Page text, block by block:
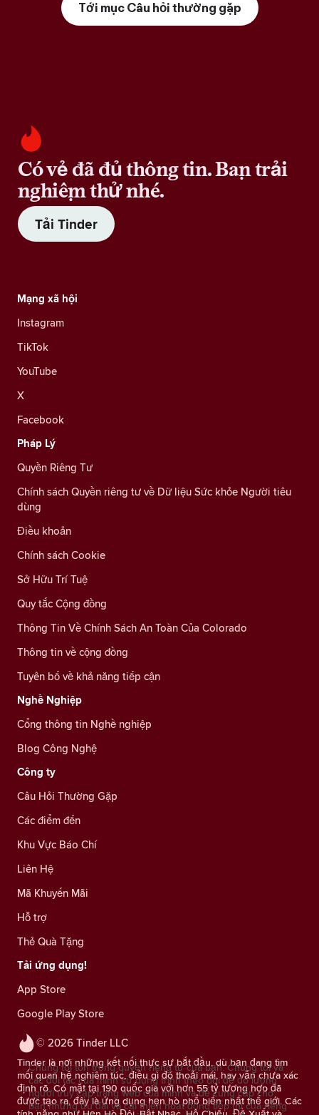
Tới mục Câu hỏi thường gặp
Có vẻ đã đủ thông tin. Bạn trải
nghiệm thử nhé.
Tải Tinder
© 2026 Tinder LLC
Tinder là nơi những kết nối thực sự bắt đầu, dù bạn đang tìm
mối quan hệ nghiêm túc, điều gì đó thoải mái, hay vẫn chưa xác
định rõ. Có mặt tại 190 quốc gia với hơn 55 tỷ tương hợp đã
được tạo ra, đây là ứng dụng hẹn hò phổ biến nhất thế giới. Các
Mạng xã hội
Instagram
TikTok
YouTube
X
Facebook
Pháp Lý
Quyền Riêng Tư
Chính sách Quyền riêng tư về Dữ liệu Sức khỏe Người tiêu
dùng
Điều khoản
Chính sách Cookie
Sở Hữu Trí Tuệ
Quy tắc Cộng đồng
Thông Tin Về Chính Sách An Toàn Của Colorado
Thông tin về cộng đồng
Tuyên bố về khả năng tiếp cận
Nghề Nghiệp
Cổng thông tin Nghề nghiệp
Blog Công Nghệ
Công ty
Câu Hỏi Thường Gặp
Các điểm đến
Khu Vực Báo Chí
Liên Hệ
Mã Khuyến Mãi
Hỗ trợ
Thẻ Quà Tặng
Tải ứng dụng!
App Store
Google Play Store
Chúng tôi tôn trọng quyền riêng tư của bạn. Chúng tôi và
các đối tác của mình sử dụng trình theo dõi để đo lượng
người truy cập trang web của mình và để cung cấp cho
bạn những ưu đãi và cải thiện hoạt động tiếp thị của riêng